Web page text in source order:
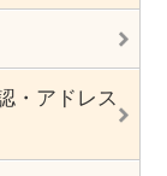
・アドレス